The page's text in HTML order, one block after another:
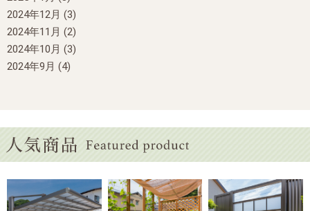
2024年12月 (3)
2024年11月 (2)
2024年10月 (3)
2024年9月 (4)